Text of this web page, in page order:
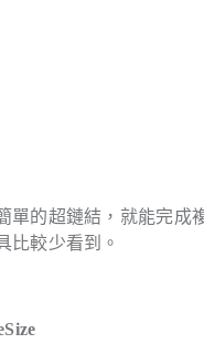
單的超鏈結，就能完成
比較少看到。